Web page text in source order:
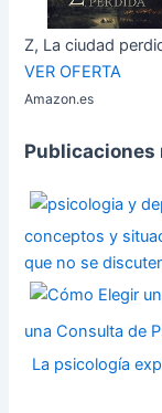
Z, La ciudad
VER OFERTA
Amazon.es
Publicaciones
conceptos y
que no se
una Consulta de
La psicología